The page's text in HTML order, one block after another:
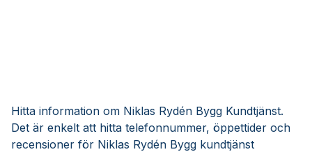
Hitta information om Niklas Rydén Bygg Kundtjänst.
Det är enkelt att hitta telefonnummer, öppettider och
recensioner för Niklas Rydén Bygg kundtjänst